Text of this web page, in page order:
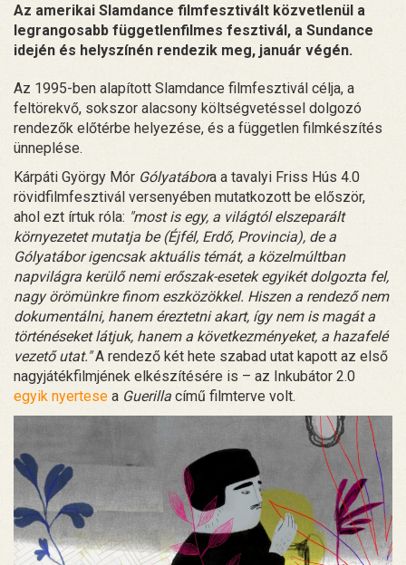
Az amerikai Slamdance filmfesztivált közvetlenül a
legrangosabb függetlenfilmes fesztivál, a Sundance
idején és helyszínén rendezik meg, január végén.
Az 1995-ben alapított Slamdance filmfesztivál célja, a
feltörekvő, sokszor alacsony költségvetéssel dolgozó
rendezők előtérbe helyezése, és a független filmkészítés
ünneplése.
Kárpáti György Mór Gólyatábora a tavalyi Friss Hús 4.0
rövidfilmfesztivál versenyében mutatkozott be először,
ahol ezt írtuk róla: "most is egy, a világtól elszeparált
környezetet mutatja be (Éjfél, Erdő, Provincia), de a
Gólyatábor igencsak aktuális témát, a közelmúltban
napvilágra kerülő nemi erőszak-esetek egyikét dolgozta fel,
nagy örömünkre finom eszközökkel. Hiszen a rendező nem
dokumentálni, hanem éreztetni akart, így nem is magát a
történéseket látjuk, hanem a következményeket, a hazafelé
vezető utat."A rendező két hete szabad utat kapott az első
nagyjátékfilmjének elkészítésére is – az Inkubátor 2.0
egyik nyertese a Guerilla című filmterve volt.